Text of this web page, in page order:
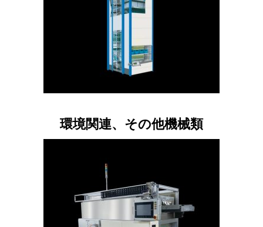
環境関連、その他機械類